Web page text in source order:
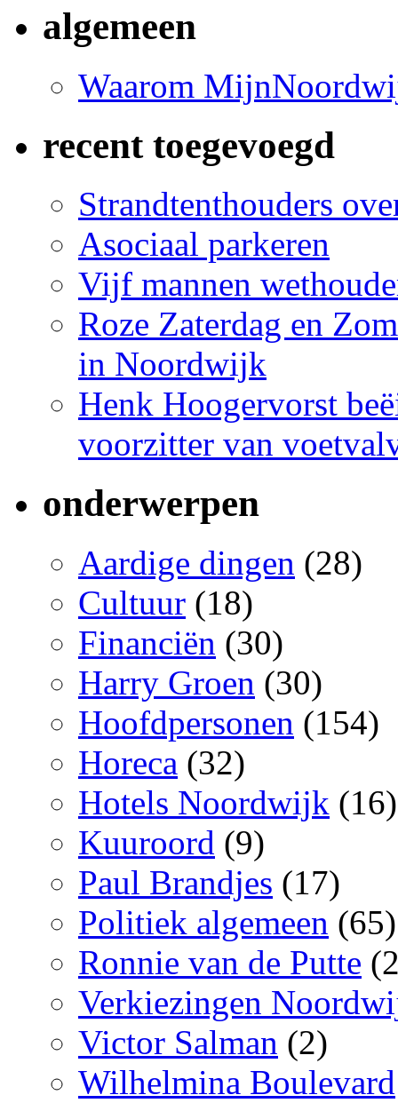
duur
onroerend
algemeen
Waarom
recent toegevoegd
Strandtenthouders
Asociaal parkeren
Vijf mannen
Roze Zaterdag en
in Noordwijk
Henk Hoogervorst
voorzitter van
onderwerpen
Aardige dingen (28)
Cultuur (18)
Financiën (30)
Harry Groen (30)
Hoofdpersonen (154)
Horeca (32)
Hotels Noordwijk (16)
Kuuroord (9)
Paul Brandjes (17)
Politiek algemeen (65)
Ronnie van de Putte
Verkiezingen
Victor Salman (2)
Wilhelmina Boulevard